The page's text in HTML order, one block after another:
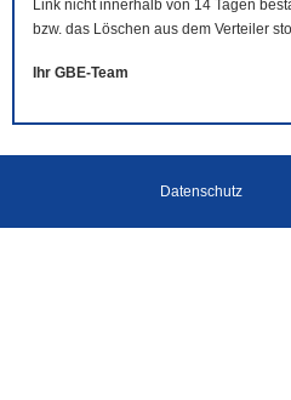
Link nicht innerhalb von 14 Tagen
bzw. das Löschen aus dem Verteiler
Ihr GBE-Team
Datenschutz